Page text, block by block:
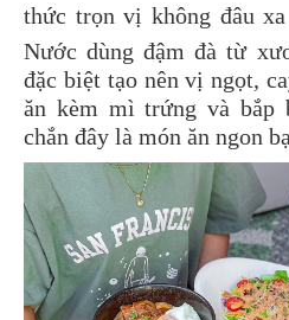
thức trọn vị không đâu
Nước dùng đậm đà từ
đặc biệt tạo nên vị ngọt,
ăn kèm mì trứng và bắp
chắn đây là món ăn ngon